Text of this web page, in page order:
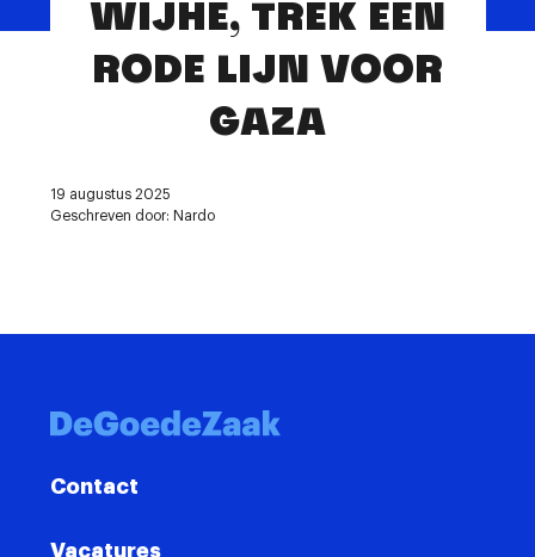
Contact
WIJHE, TREK EEN
RODE LIJN VOOR
GAZA
19 augustus 2025
Geschreven door: Nardo
Contact
Vacatures